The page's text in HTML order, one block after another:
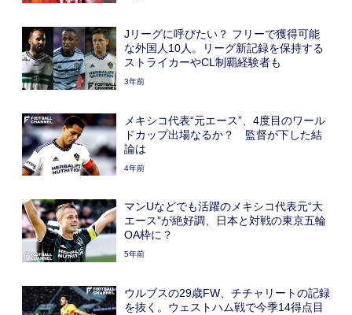
高校サッカー
動画
Jリーグに呼びたい？ フリーで獲得可能
な外国人10人。リーグ新記録を保持する
ストライカーやCL制覇経験者も
3年前
メキシコ代表“元エース”、4度目のワール
ドカップ出場なるか？ 監督が下した結
論は
4年前
マンUなどでも活躍のメキシコ代表元“大
エース”が絶好調、日本と対戦の東京五輪
OA枠に？
5年前
ウルブスの29歳FW、チチャリートの記録
を抜く。ウェストハム戦で今季14得点目